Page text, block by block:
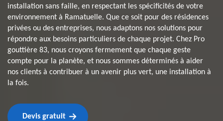
installation sans faille, en respectant les spécificités de votre
environnement à Ramatuelle. Que ce soit pour des résidences
privées ou des entreprises, nous adaptons nos solutions pour
répondre aux besoins particuliers de chaque projet. Chez Pro
gouttière 83, nous croyons fermement que chaque geste
compte pour la planète, et nous sommes déterminés à aider
nos clients à contribuer à un avenir plus vert, une installation à
la fois.
Devis gratuit